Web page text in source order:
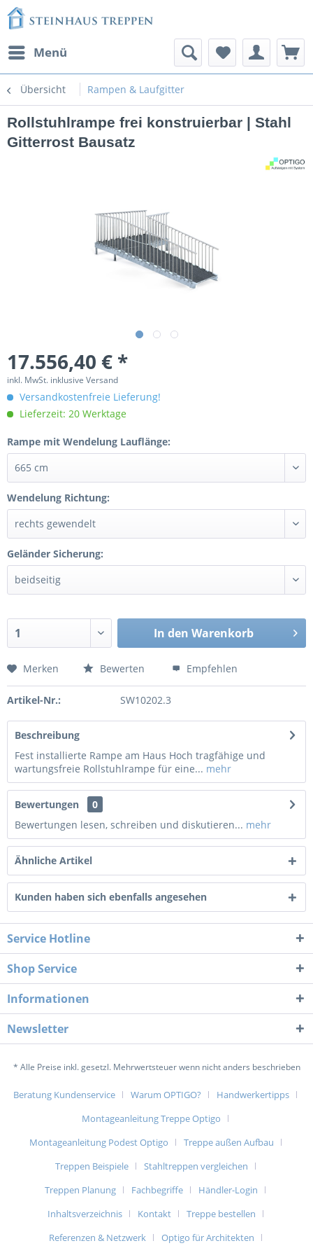
Menü
Übersicht Rampen & Laufgitter
Rollstuhlrampe frei konstruierbar | Stahl
Gitterrost Bausatz
17.556,40 € *
inkl. MwSt. inklusive Versand
Versandkostenfreie Lieferung!
Lieferzeit: 20 Werktage
Rampe mit Wendelung Lauflänge:
Wendelung Richtung:
Geländer Sicherung:
In den Warenkorb
Merken Bewerten Empfehlen
Artikel-Nr.: SW10202.3
Beschreibung
Fest installierte Rampe am Haus Hoch tragfähige und
wartungsfreie Rollstuhlrampe für eine... mehr
Bewertungen
0
Bewertungen lesen, schreiben und diskutieren... mehr
Ähnliche Artikel
Kunden haben sich ebenfalls angesehen
Service Hotline
Shop Service
Informationen
Newsletter
* Alle Preise inkl. gesetzl. Mehrwertsteuer wenn nicht anders beschrieben
Beratung Kundenservice Warum OPTIGO?
Handwerkertipps
Montageanleitung Treppe Optigo
Montageanleitung Podest Optigo
Treppe außen Aufbau
Treppen Beispiele
Stahltreppen vergleichen
Treppen Planung
Fachbegriffe
Händler-Login
Inhaltsverzeichnis
Kontakt
Treppe bestellen
Referenzen & Netzwerk
Optigo für Architekten